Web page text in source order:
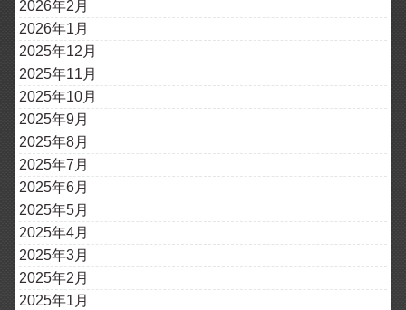
2026年2月
2026年1月
2025年12月
2025年11月
2025年10月
2025年9月
2025年8月
2025年7月
2025年6月
2025年5月
2025年4月
2025年3月
2025年2月
2025年1月